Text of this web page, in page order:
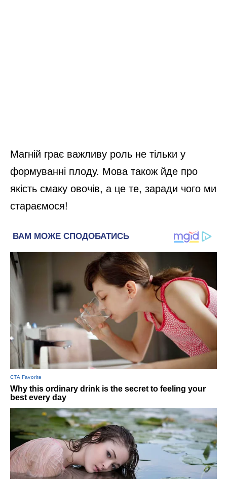
Магній грає важливу роль не тільки у
формуванні плоду. Мова також йде про
якість смаку овочів, а це те, заради чого ми
стараємося!